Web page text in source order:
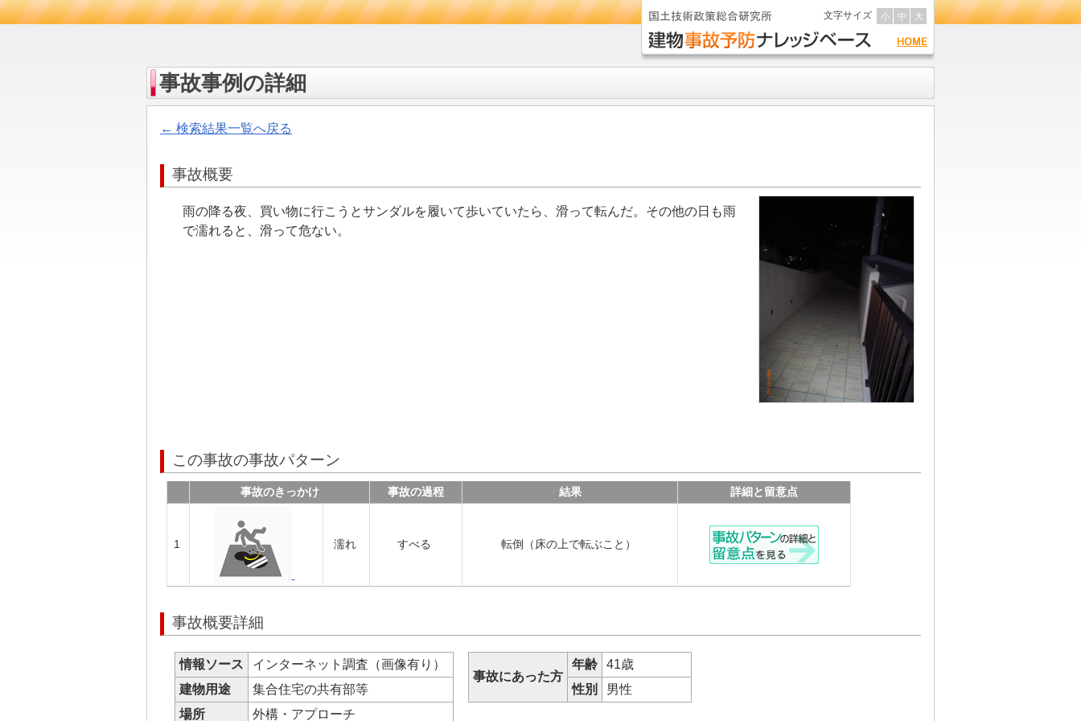
文字サイズ 小 中 大
事故事例の詳細
← 検索結果一覧へ戻る
事故概要
雨の降る夜、買い物に行こうとサンダルを履いて歩いていたら、滑って転んだ。その他の日も雨
で濡れると、滑って危ない。
この事故の事故パターン
事故のきっかけ 事故の過程 結果 詳細と留意点
1 濡れ すべる 転倒（床の上で転ぶこと）
事故概要詳細
情報ソース
インターネット調査（画像有り）
建物用途
集合住宅の共有部等
場所
外構・アプローチ
事故にあった方
年齢
41歳
性別
男性